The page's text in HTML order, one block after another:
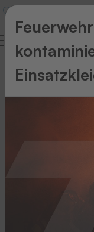
Glossar